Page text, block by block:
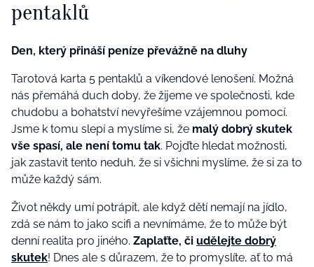
pentaklů
Den, který přináší peníze převážně na dluhy
Tarotová karta 5 pentaklů a víkendové lenošení. Možná
nás přemáhá duch doby, že žijeme ve společnosti, kde
chudobu a bohatství nevyřešíme vzájemnou pomocí.
Jsme k tomu slepí a myslíme si, že malý dobrý skutek
vše spasí, ale není tomu tak. Pojďte hledat možnosti,
jak zastavit tento neduh, že si všichni myslíme, že si za to
může každý sám.
Život někdy umí potrápit, ale když dětí nemají na jídlo,
zdá se nám to jako scifi a nevnímáme, že to může být
denní realita pro jiného. Zaplaťte, či udělejte dobrý
skutek! Dnes ale s důrazem, že to promyslíte, ať to má